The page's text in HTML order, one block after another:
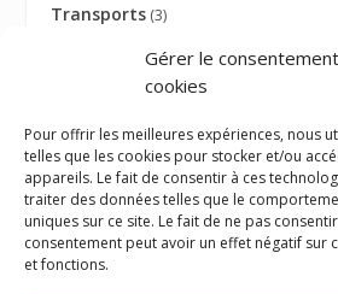
Gérer le
cookies
Pour offrir les meilleures expériences, nous
telles que les cookies pour stocker et/ou
appareils. Le fait de consentir à ces
traiter des données telles que le
uniques sur ce site. Le fait de ne pas
consentement peut avoir un effet négatif sur
et fonctions.
Transports (3)
TRIBUNE AVOCATS(27)
Université(1)
Visite ministérielle(1)